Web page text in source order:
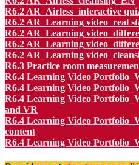
R6.2 AR_Airless_interactive
R6.2 AR_Learning video_real
R6.2 AR_Learning
R6.2 AR_Learning
R6.2 AR_Learning
R6.3 Practice room
R6.4 Learning Video
R6.4 Learning Video
R6.4 Learning Video
and VR
R6.4 Learning Video
content
R6.4 Learning Video